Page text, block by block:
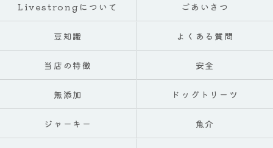
Livestrongについて ごあいさつ
豆知識 よくある質問
当店の特徴 安全
無添加 ドッグトリーツ
ジャーキー 魚介